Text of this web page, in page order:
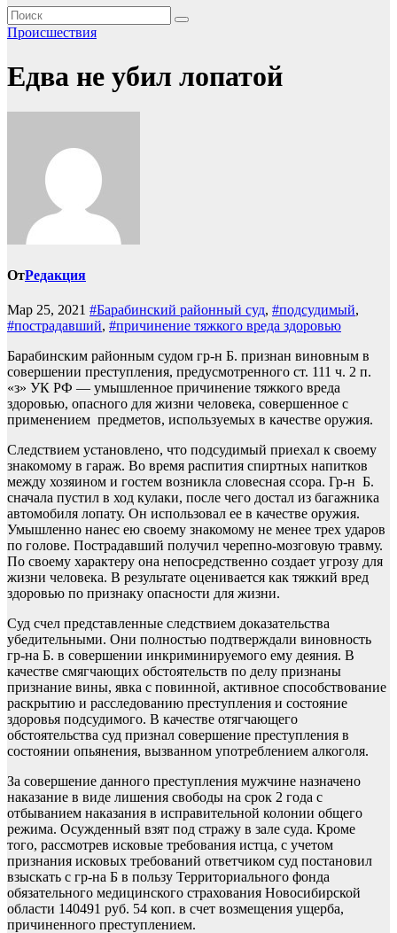
Происшествия
Едва не убил лопатой
ОтРедакция
Мар 25, 2021 #Барабинский районный суд, #подсудимый,
#пострадавший, #причинение тяжкого вреда здоровью
Барабинским районным судом гр-н Б. признан виновным в
совершении преступления, предусмотренного ст. 111 ч. 2 п.
«з» УК РФ — умышленное причинение тяжкого вреда
здоровью, опасного для жизни человека, совершенное с
применением предметов, используемых в качестве оружия.
Следствием установлено, что подсудимый приехал к своему
знакомому в гараж. Во время распития спиртных напитков
между хозяином и гостем возникла словесная ссора. Гр-н Б.
сначала пустил в ход кулаки, после чего достал из багажника
автомобиля лопату. Он использовал ее в качестве оружия.
Умышленно нанес ею своему знакомому не менее трех ударов
по голове. Пострадавший получил черепно-мозговую травму.
По своему характеру она непосредственно создает угрозу для
жизни человека. В результате оценивается как тяжкий вред
здоровью по признаку опасности для жизни.
Суд счел представленные следствием доказательства
убедительными. Они полностью подтверждали виновность
гр-на Б. в совершении инкриминируемого ему деяния. В
качестве смягчающих обстоятельств по делу признаны
признание вины, явка с повинной, активное способствование
раскрытию и расследованию преступления и состояние
здоровья подсудимого. В качестве отягчающего
обстоятельства суд признал совершение преступления в
состоянии опьянения, вызванном употреблением алкоголя.
За совершение данного преступления мужчине назначено
наказание в виде лишения свободы на срок 2 года с
отбыванием наказания в исправительной колонии общего
режима. Осужденный взят под стражу в зале суда. Кроме
того, рассмотрев исковые требования истца, с учетом
признания исковых требований ответчиком суд постановил
взыскать с гр-на Б в пользу Территориального фонда
обязательного медицинского страхования Новосибирской
области 140491 руб. 54 коп. в счет возмещения ущерба,
причиненного преступлением.